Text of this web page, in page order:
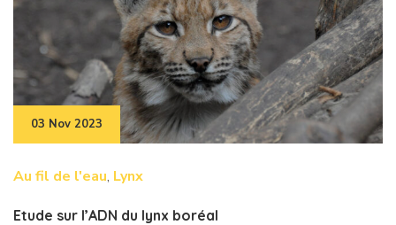
03 Nov 2023
Au fil de l'eau, Lynx
Etude sur l’ADN du lynx boréal